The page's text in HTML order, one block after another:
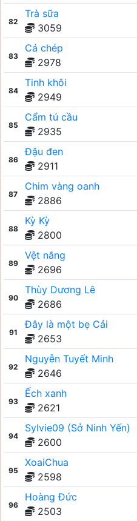
82
Trà sữa
3059
83
Cá chép
2978
84
Tinh khôi
2949
85
Cẩm tú cầu
2935
86
Đậu đen
2911
87
Chim vàng oanh
2886
88
Kỳ Kỳ
2800
89
Vệt nắng
2696
90
Thùy Dương Lê
2686
91
Đây là một bẹ Cải
2653
92
Nguyễn Tuyết Minh
2646
93
Ếch xanh
2621
94
Sylvie09 (Sở Ninh Yến)
2600
95
XoaiChua
2598
96
Hoàng Đức
2503